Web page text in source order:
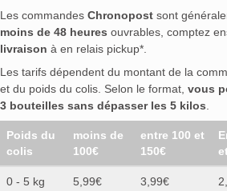
Les commandes Chronopost sont
moins de 48 heures ouvrables, comptez
livraison à en relais pickup*.
Les tarifs dépendent du montant de la
et du poids du colis. Selon le format, vous
3 bouteilles sans dépasser les 5 kilos
Poids du
colis
moins de
100€
entre 100 et
150€
0 - 5 kg 5,99€ 3,99€